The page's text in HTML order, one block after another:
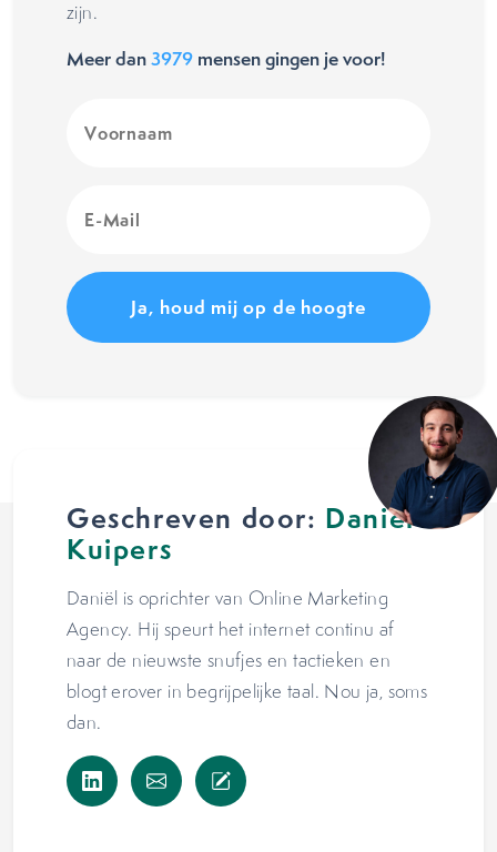
zijn.
Meer dan3979 mensen gingen je voor!
(Vereist)
Mail
Geschreven door: Daniël
Kuipers
Daniël is oprichter van Online Marketing
Agency. Hij speurt het internet continu af
naar de nieuwste snufjes en tactieken en
blogt erover in begrijpelijke taal. Nou ja, soms
dan.